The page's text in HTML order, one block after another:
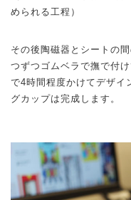
められる工程）
その後陶磁器とシートの
つずつゴムベラで撫で付
で4時間程度かけてデザイ
グカップは完成します。